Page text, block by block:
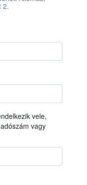
2.
Hivatal Mezőgazdasági
Állomás, Tordas
vele,
vagy